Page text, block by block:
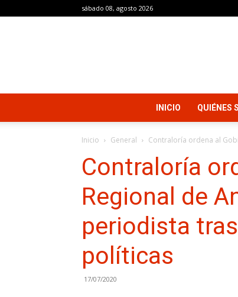
sábado 08, agosto 2026
INICIO QUIÉNES
Inicio General Contraloría ordena al
Contraloría
Regional de
periodista
políticas
17/07/2020